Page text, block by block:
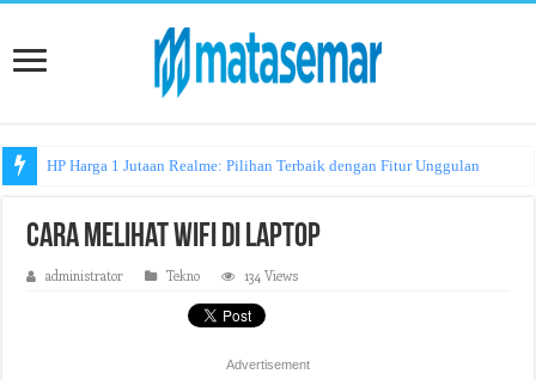
HP Harga 1 Jutaan Realme: Pilihan Terbaik dengan Fitur Unggulan
Cara Melihat WiFi di Laptop
administrator Tekno 134 Views
Advertisement